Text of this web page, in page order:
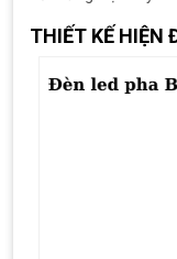
THIẾT KẾ HIỆN